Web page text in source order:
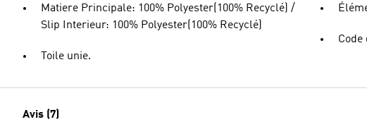
Matiere Principale: 100% Polyester(100% Recyclé) /
Slip Interieur: 100% Polyester(100% Recyclé)
Toile unie.
Code
Avis (7)